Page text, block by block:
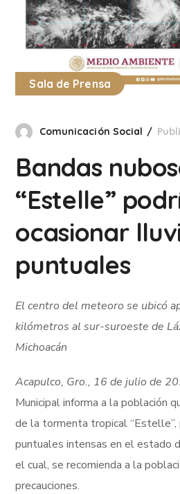
Sala de Prensa
Comunicación Social
Bandas
“Estelle”
ocasionar
puntuales
El centro del meteoro se ubicó
kilómetros al sur-suroeste de
Michoacán
Acapulco, Gro., 16 de julio de
Municipal informa a la población
de la tormenta tropical
puntuales intensas en el estado
el cual, se recomienda a la
precauciones.